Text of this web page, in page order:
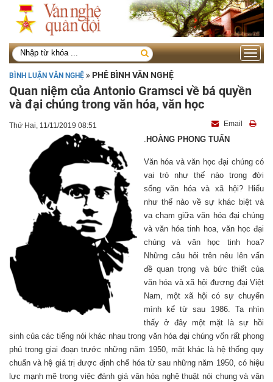
Toggle
BÌNH LUẬN VĂN NGHỆ PHÊ BÌNH VĂN NGHỆ
Quan niệm của Antonio Gramsci về bá quyền
và đại chúng trong văn hóa, văn học
Thứ Hai, 11/11/2019 08:51 Email
. HOÀNG PHONG TUẤN
Văn hóa và văn học đại chúng có
vai trò như thế nào trong đời
sống văn hóa và xã hội? Hiểu
như thế nào về sự khác biệt và
va chạm giữa văn hóa đại chúng
và văn hóa tinh hoa, văn học đại
chúng và văn học tinh hoa?
Những câu hỏi trên nêu lên vấn
đề quan trọng và bức thiết của
văn hóa và xã hội đương đại Việt
Nam, một xã hội có sự chuyển
mình kể từ sau 1986. Ta nhìn
thấy ở đây một mặt là sự hồi
sinh của các tiếng nói khác nhau trong văn hóa đại chúng vốn rất phong
phú trong giai đoạn trước những năm 1950, mặt khác là hệ thống quy
chuẩn và hệ giá trị được định chế hóa từ sau những năm 1950, có hiệu
lực mạnh mẽ trong việc đánh giá văn hóa nghệ thuật nói chung và văn